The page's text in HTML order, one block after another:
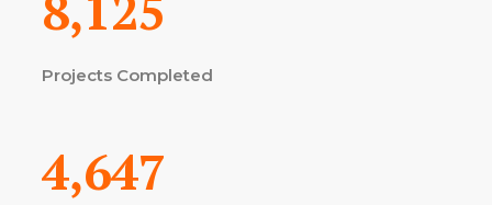
Projects Completed
4,647